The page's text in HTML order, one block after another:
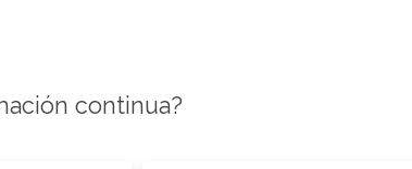
continua?